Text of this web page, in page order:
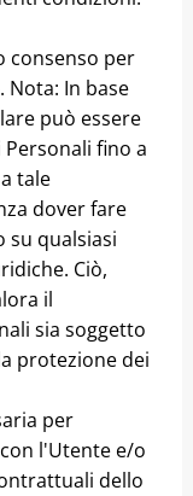
consenso per
Nota: In base
può essere
fino a
tale
dover fare
su qualsiasi
Ciò,
il
sia soggetto
protezione dei
per
l'Utente e/o
dello